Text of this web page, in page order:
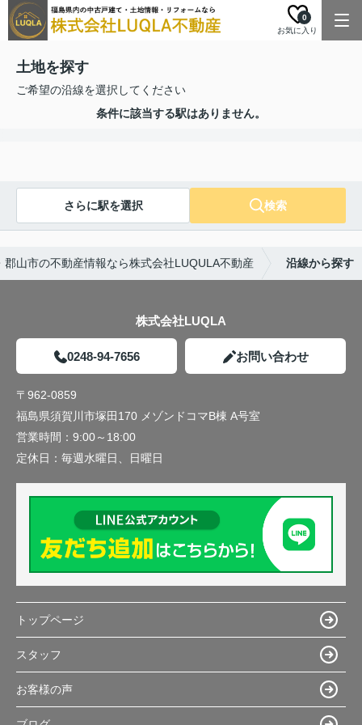
お気に入り
0
土地を探す
ご希望の沿線を選択してください
条件に該当する駅はありません。
さらに駅を選択 検索
郡山市の不動産情報なら株式会社LUQULA不動産 沿線から探す
株式会社LUQLA
0248-94-7656 お問い合わせ
〒962-0859
福島県須賀川市塚田170 メゾンドコマB棟 A号室
営業時間： 9:00～18:00
定休日： 毎週水曜日、日曜日
トップページ
スタッフ
お客様の声